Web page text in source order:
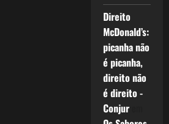
Direito
McDonald’s:
picanha não
é picanha,
direito não
é direito -
Conjurem